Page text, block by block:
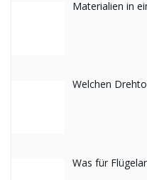
Materialien in
Welchen
Was für